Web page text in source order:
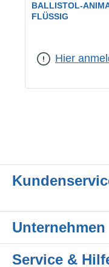
BALLISTOL-
FLÜSSIG
Hier
Unternehmen
Service &